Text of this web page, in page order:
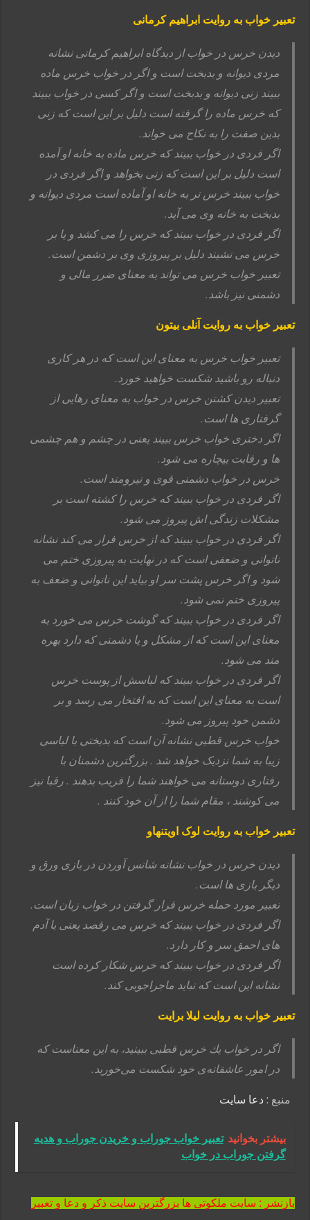
تعبیر خواب به روایت ابراهیم کرمانی
دیدن خرس در خواب از دیدگاه ابراهیم کرمانی نشانه
مردی دیوانه و بدبخت است و اگر در خواب خرس ماده
ببیند زنی دیوانه و بدبخت است و اگر کسی در خواب ببیند
که خرس ماده را گرفته است دلیل بر این است که زنی
بدین صفت را به نکاح می خواند.
اگر فردی در خواب ببیند که خرس ماده به خانه او آمده
است دلیل بر این است که زنی بخواهد و اگر فردی در
خواب ببیند خرس نر به خانه او آماده است مردی دیوانه و
بدبخت به خانه وی می آید.
اگر فردی در خواب ببیند که خرس را می کشد و یا بر
خرس می نشیند دلیل بر پیروزی وی بر دشمن است.
تعبیر خواب خرس می تواند به معنای ضرر مالی و
دشمنی نیز باشد.
تعبیر خواب به روایت آنلی بیتون
تعبیر خواب خرس به معنای این است که در هر کاری
دنباله رو باشید شکست خواهید خورد.
تعبیر دیدن کشتن خرس در خواب به معنای رهایی از
گرفتاری ها است.
اگر دختری خواب خرس ببیند یعنی در چشم و هم چشمی
ها و رقابت بیچاره می شود.
خرس در خواب دشمنی قوی و نیرومند است.
اگر فردی در خواب ببیند که خرس را کشته است بر
مشکلات زندگی اش پیروز می شود.
اگر فردی در خواب ببیند که از خرس فرار می کند نشانه
ناتوانی و ضعفی است که در نهایت به پیروزی ختم می
شود و اگر خرس پشت سر او بیاید این ناتوانی و ضعف به
پیروزی ختم نمی شود.
اگر فردی در خواب ببیند که گوشت خرس می خورد به
معنای این است که از مشکل و یا دشمنی که دارد بهره
مند می شود.
اگر فردی در خواب ببیند که لباسش از پوست خرس
است به معنای این است که به افتخار می رسد و بر
دشمن خود پیروز می شود.
خواب خرس قطبی نشانه آن است که بدبختی با لباسی
زیبا به شما نزدیک خواهد شد . بزرگترین دشمنان با
رفتاری دوستانه می خواهند شما را فریب بدهند . رقبا نیز
می کوشند ، مقام شما را از آن خود کنند .
تعبیر خواب به روایت لوک اویتنهاو
دیدن خرس در خواب نشانه شانس آوردن در بازی ورق و
دیگر بازی ها است.
نعبیر مورد حمله خرس قرار گرفتن در خواب زبان است.
اگر فردی در خواب ببیند که خرس می رقصد یعنی با آدم
های احمق سر و کار دارد.
اگر فردی در خواب ببیند که خرس شکار کرده است
نشانه این است که نباید ماجراجویی کند.
تعبیر خواب به روایت لیلا برایت
اگر در خواب يك خرس قطبى ببينيد، به اين معناست كه
در امور عاشقانه‌ى خود شكست مى‌خوريد.
منبع :دعا سایت
بیشتر بخوانید تعبیر خواب جوراب و خریدن جوراب و هدیه
گرفتن جوراب در خواب
بازنشر : سایت ملکوتی ها بزرگترین سایت ذکر و دعا و تعبیر